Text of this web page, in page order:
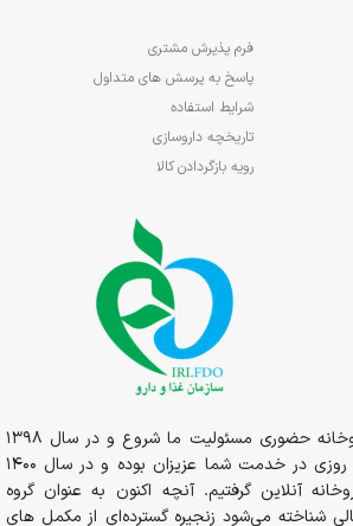
فرم پذیرش مشتری
پاسخ به پرسش های متداول
شرایط استفاده
تاریخچه داروسازی
رویه بازگردادن کالا
از سال 1394در قالب داروخانه حضوری مسئولیت ما شروع و در سال 1398
داروخانه به صورت شبانه روزی در خدمت شما عزیزان بوده و در سال 1400
آنلاین گرفتیم. آنچه اکنون به عنوان گروه
شناخته می‌شود زنجیره گسترده‌ای از مکمل های